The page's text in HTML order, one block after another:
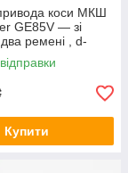
коси МКШ
GE85V — зі
ремені , d-
Купити